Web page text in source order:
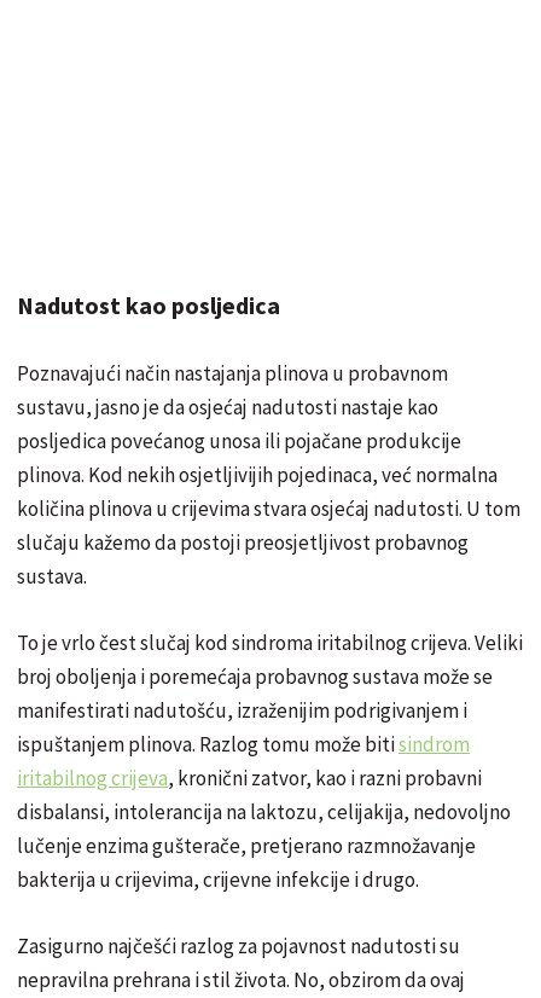
Nadutost kao posljedica
Poznavajući način nastajanja plinova u probavnom
sustavu, jasno je da osjećaj nadutosti nastaje kao
posljedica povećanog unosa ili pojačane produkcije
plinova. Kod nekih osjetljivijih pojedinaca, već normalna
količina plinova u crijevima stvara osjećaj nadutosti. U tom
slučaju kažemo da postoji preosjetljivost probavnog
sustava.
To je vrlo čest slučaj kod sindroma iritabilnog crijeva. Veliki
broj oboljenja i poremećaja probavnog sustava može se
manifestirati nadutošću, izraženijim podrigivanjem i
ispuštanjem plinova. Razlog tomu može bitisindrom
iritabilnog crijeva, kronični zatvor, kao i razni probavni
disbalansi, intolerancija na laktozu, celijakija, nedovoljno
lučenje enzima gušterače, pretjerano razmnožavanje
bakterija u crijevima, crijevne infekcije i drugo.
Zasigurno najčešći razlog za pojavnost nadutosti su
nepravilna prehrana i stil života. No, obzirom da ovaj